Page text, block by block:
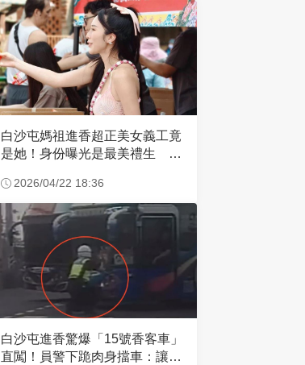
白沙屯媽祖進香超正美女義工竟
是她！身份曝光是最美禮生 一
2026/04/22 18:36
白沙屯進香驚爆「15號香客車」
直闖！員警下跪肉身擋車：讓行